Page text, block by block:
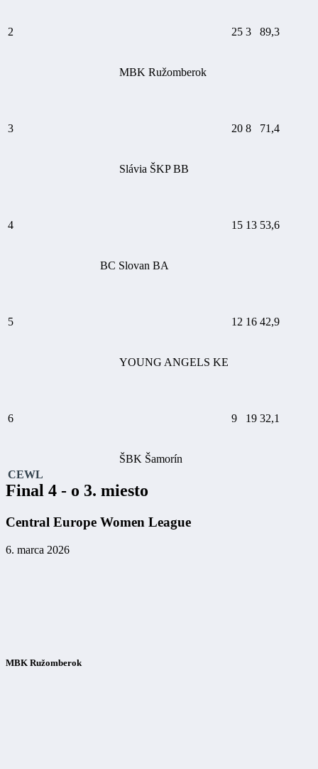
2
MBK Ružomberok
25 3 89,3
3
Slávia ŠKP BB
20 8 71,4
4
BC Slovan BA
15 13 53,6
5
YOUNG ANGELS KE
12 16 42,9
6
ŠBK Šamorín
9 19 32,1
CEWL
Final 4 - o 3. miesto
Central Europe Women League
6. marca 2026
MBK Ružomberok